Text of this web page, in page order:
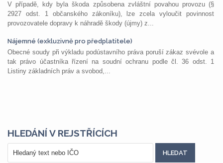
V případě, kdy byla škoda způsobena zvláštní povahou provozu (§
2927 odst. 1 občanského zákoníku), lze zcela vyloučit povinnost
provozovatele dopravy k náhradě škody (újmy) z...
Nájemné (exkluzivně pro předplatitele)
Obecné soudy při výkladu podústavního práva poruší zákaz svévole a
tak právo účastníka řízení na soudní ochranu podle čl. 36 odst. 1
Listiny základních práv a svobod,...
HLEDÁNÍ V REJSTŘÍCÍCH